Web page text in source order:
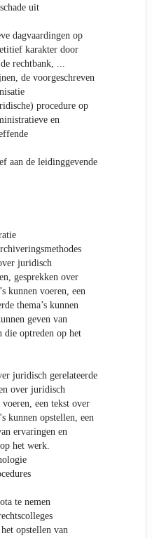
uit
dagvaardingen op
karakter door
rechtbank, ...
de voorgeschreven
procedure op
en
aan de leidinggevende
juridisch
gesprekken over
kunnen voeren, een
thema’s kunnen
geven van
die optreden op het
juridisch gerelateerde
over juridisch
voeren, een tekst over
kunnen opstellen, een
ervaringen en
het werk.
te nemen
opstellen van